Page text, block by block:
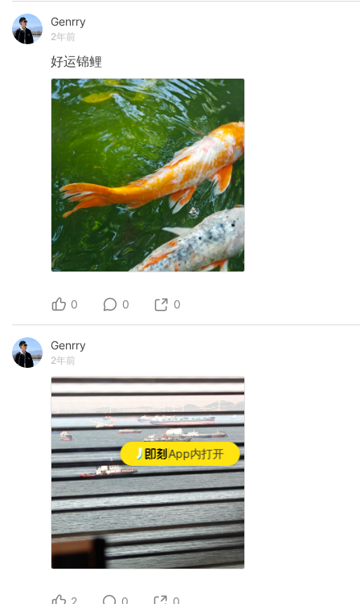
App内打开
Genrry
2年前
好运锦鲤
0 0 0
Genrry
2年前